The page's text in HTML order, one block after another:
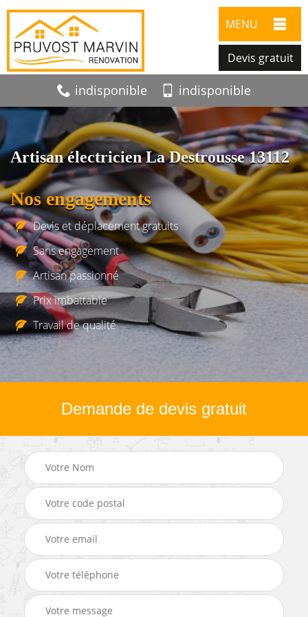
MENU
Devis gratuit
indisponible indisponible
Artisan électricien La Destrousse 13112
Nos engagements
Devis et déplacement gratuits
Sans engagement
Artisan passionné
Prix imbattable
Travail de qualité
Demande de devis gratuit